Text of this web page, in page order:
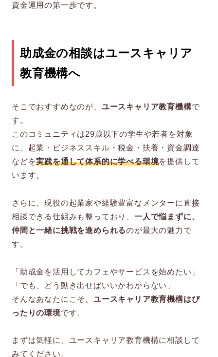
資金運用の第一歩です。
助成金の相談はユースキャリア
教育機構へ
そこでおすすめなのが、 ユースキャリア教育機構で
す。
このコミュニティは29歳以下の学生や若者を対象
に、起業・ビジネススキル・税金・扶養・資金調達
などを実践を通して体系的に学べる環境を提供して
います。
さらに、現役の起業家や経験豊富なメンターに直接
相談できる仕組みも整っており、 一人で悩まずに、
仲間と一緒に挑戦を進められるのが最大の魅力で
す。
「助成金を活用してカフェやサービスを始めたい」
「でも、どう動き出せばいいかわからない」
そんなあなたにこそ、 ユースキャリア教育機構はぴ
ったりの環境です。
まずは気軽に、ユースキャリア教育機構に相談して
みてください。